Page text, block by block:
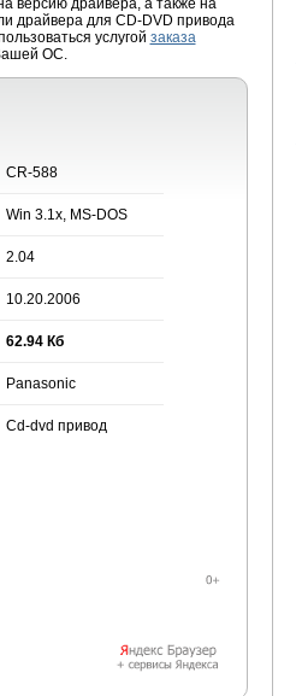
версию драйвера, а также на
драйвера для CD-DVD привода
услугой заказа
ОС.
CR-588
Win 3.1x, MS-DOS
2.04
10.20.2006
62.94 Кб
Panasonic
Cd-dvd привод